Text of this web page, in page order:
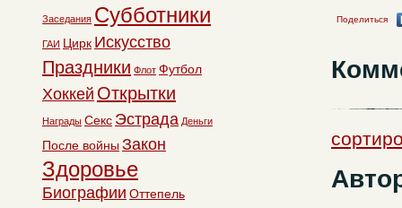
Поделиться
Заседания Субботники
ГАИ Цирк Искусство
Праздники Флот Футбол
Хоккей Открытки
Награды Секс Эстрада Деньги
После войны Закон
Здоровье
Биографии Оттепель